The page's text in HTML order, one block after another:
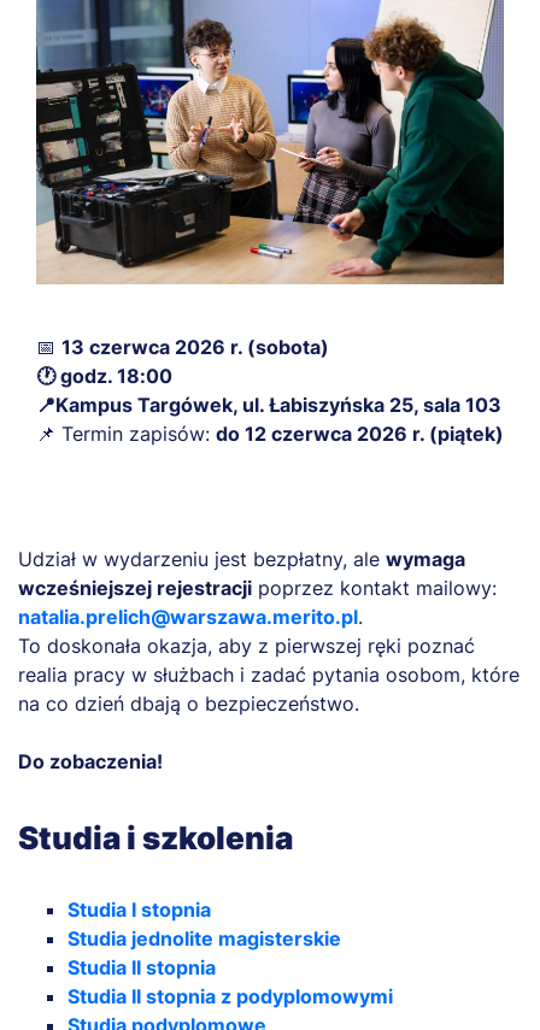
📅 13 czerwca 2026 r. (sobota)
🕐 godz. 18:00
📍Kampus Targówek, ul. Łabiszyńska 25, sala 103
📌 Termin zapisów: do 12 czerwca 2026 r. (piątek)
Udział w wydarzeniu jest bezpłatny, ale wymaga
wcześniejszej rejestracji poprzez kontakt mailowy:
natalia.prelich@warszawa.merito.pl.
To doskonała okazja, aby z pierwszej ręki poznać
realia pracy w służbach i zadać pytania osobom, które
na co dzień dbają o bezpieczeństwo.
Do zobaczenia!
Studia i szkolenia
Studia I stopnia
Studia jednolite magisterskie
Studia II stopnia
Studia II stopnia z podyplomowymi
Studia podyplomowe